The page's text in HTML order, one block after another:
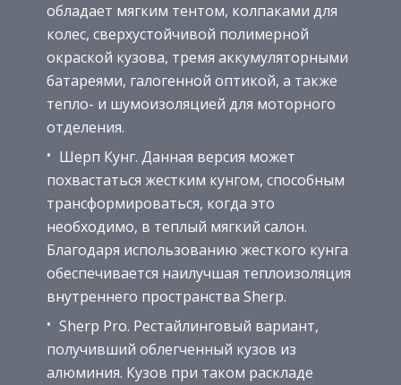
обладает мягким тентом, колпаками для
колес, сверхустойчивой полимерной
окраской кузова, тремя аккумуляторными
батареями, галогенной оптикой, а также
тепло- и шумоизоляцией для моторного
отделения.
Шерп Кунг. Данная версия может
похвастаться жестким кунгом, способным
трансформироваться, когда это
необходимо, в теплый мягкий салон.
Благодаря использованию жесткого кунга
обеспечивается наилучшая теплоизоляция
внутреннего пространства Sherp.
Sherp Pro. Рестайлинговый вариант,
получивший облегченный кузов из
алюминия. Кузов при таком раскладе